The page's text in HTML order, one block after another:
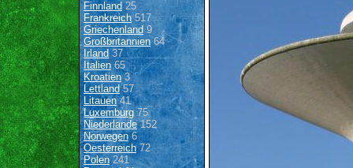
Finnland 25
Frankreich517
Griechenland9
Großbritannien64
Irland 37
Italien65
Kroatien3
Lettland57
Litauen41
Luxemburg 75
Niederlande152
Norwegen6
Oesterreich72
Polen 241